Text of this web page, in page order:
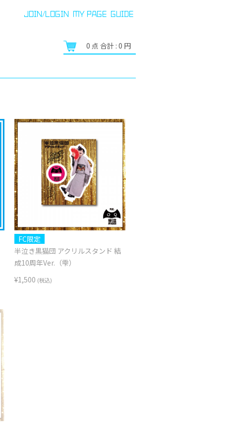
JOIN/LOGIN MY PAGE GUIDE
0 点 合計 : 0 円
FC限定
半泣き黒猫団 アクリルスタンド 結
成10周年Ver.（雫）
¥1,500 (税込)